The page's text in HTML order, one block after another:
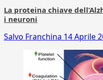
La proteina chiave
i neuroni
Salvo Franchina 14 Aprile